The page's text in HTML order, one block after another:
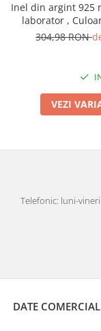
Inel din argint 925
laborator ,
304,98 RON
VEZI
Telefonic: luni-
DATE